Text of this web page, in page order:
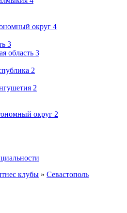
округ 4
3
область 3
2
2
округ 2
клубы » Севастополь